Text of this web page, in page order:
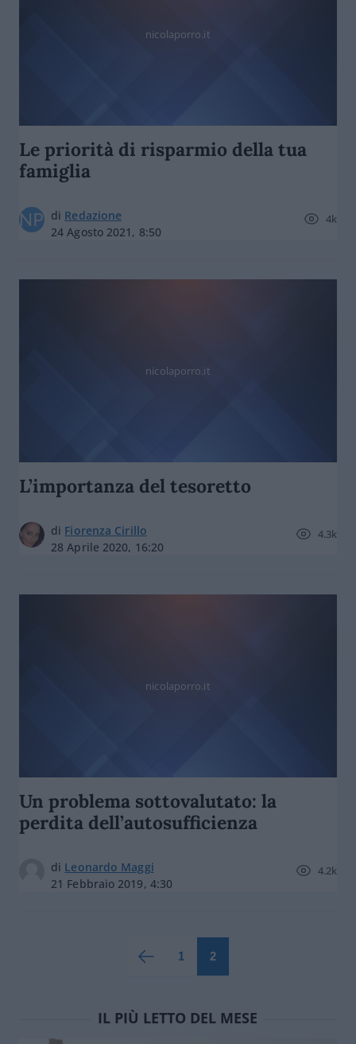
nicolaporro.it
Le priorità di risparmio della tua
famiglia
di Redazione
24 Agosto 2021, 8:50
4k
nicolaporro.it
L’importanza del tesoretto
di Fiorenza Cirillo
28 Aprile 2020, 16:20
4.3k
nicolaporro.it
Un problema sottovalutato: la
perdita dell’autosufficienza
di Leonardo Maggi
21 Febbraio 2019, 4:30
4.2k
1 2
IL PIÙ LETTO DEL MESE